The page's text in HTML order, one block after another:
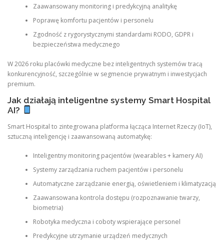
Zaawansowany monitoring i predykcyjną analitykę
Poprawę komfortu pacjentów i personelu
Zgodność z rygorystycznymi standardami RODO, GDPR i
bezpieczeństwa medycznego
W 2026 roku placówki medyczne bez inteligentnych systemów tracą
konkurencyjność, szczególnie w segmencie prywatnym i inwestycjach
premium.
Jak działają inteligentne systemy Smart Hospital
AI?
Smart Hospital to zintegrowana platforma łącząca Internet Rzeczy (IoT),
sztuczną inteligencję i zaawansowaną automatykę:
Inteligentny monitoring pacjentów (wearables + kamery AI)
Systemy zarządzania ruchem pacjentów i personelu
Automatyczne zarządzanie energią, oświetleniem i klimatyzacją
Zaawansowana kontrola dostępu (rozpoznawanie twarzy,
biometria)
Robotyka medyczna i coboty wspierające personel
Predykcyjne utrzymanie urządzeń medycznych